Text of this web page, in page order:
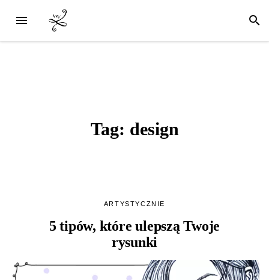
Tag: design
ARTYSTYCZNIE
5 tipów, które ulepszą Twoje
rysunki